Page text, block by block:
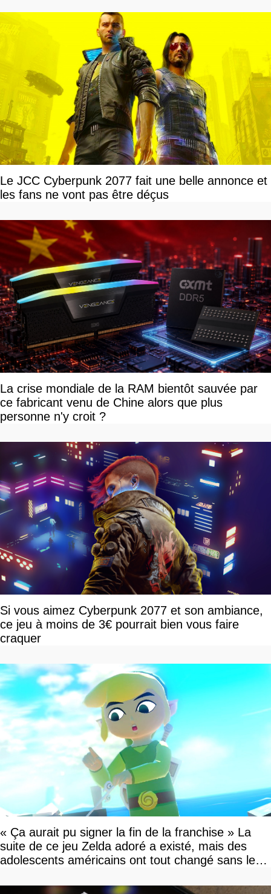
Le JCC Cyberpunk 2077 fait une belle annonce et
les fans ne vont pas être déçus
La crise mondiale de la RAM bientôt sauvée par
ce fabricant venu de Chine alors que plus
personne n'y croit ?
Si vous aimez Cyberpunk 2077 et son ambiance,
ce jeu à moins de 3€ pourrait bien vous faire
craquer
« Ça aurait pu signer la fin de la franchise » La
suite de ce jeu Zelda adoré a existé, mais des
adolescents américains ont tout changé sans le